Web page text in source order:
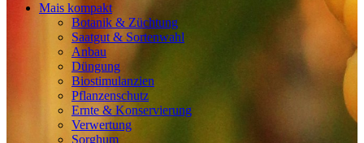
Mais kompakt
Botanik & Züchtung
Saatgut & Sortenwahl
Anbau
Düngung
Biostimulanzien
Pflanzenschutz
Ernte & Konservierung
Verwertung
Sorghum